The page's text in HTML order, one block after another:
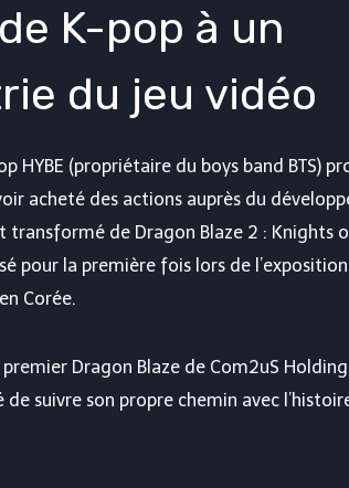
K-pop à un
du jeu vidéo
HYBE (propriétaire du boys band BTS)
acheté des actions auprès du
de Dragon Blaze 2 : Knights
pour la première fois lors de l’exposition
Corée.
Dragon Blaze de Com2uS
suivre son propre chemin avec